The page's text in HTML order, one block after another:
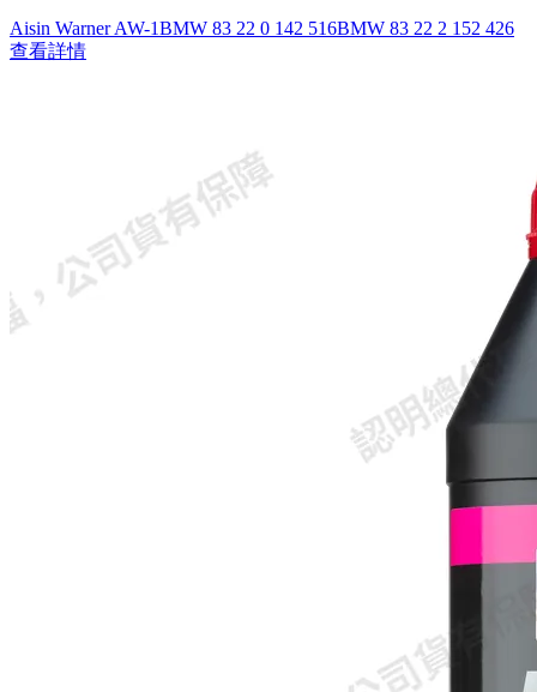
Aisin Warner AW-1BMW 83 22 0 142 516BMW 83 22 2 152 426
查看詳情